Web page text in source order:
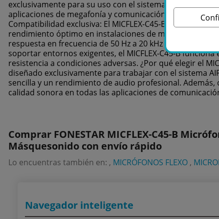
exclusivamente para su uso con el sistema de audio IP
aplicaciones de megafonía y comunicación IP,
Compatibilidad exclusiva: El MICFLEX-C45-B ha sido
rendimiento óptimo en instalaciones de megafonía.
respuesta en frecuencia de 50 Hz a 20 kHz y una
soportar entornos exigentes, el MICFLEX-C45-B
resistencia a condiciones adversas. ¿Por qué elegir el
diseñado exclusivamente para trabajar con el sistema
sencilla y un rendimiento de audio profesional.
calidad sonora en todas las aplicaciones de
Comprar FONESTAR MICFLEX-C45-B
Másquesonido con envío rápido
Lo encuentras también en: , MICRÓFONOS FLEXO,
Navegador inteligente